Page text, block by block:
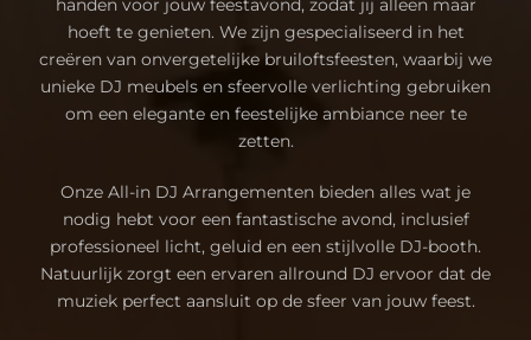
handen voor jouw feestavond, zodat jij alleen maar
hoeft te genieten. We zijn gespecialiseerd in het
creëren van onvergetelijke bruiloftsfeesten, waarbij we
unieke DJ meubels en sfeervolle verlichting gebruiken
om een elegante en feestelijke ambiance neer te
zetten.
Onze All-in DJ Arrangementen bieden alles wat je
nodig hebt voor een fantastische avond, inclusief
professioneel licht, geluid en een stijlvolle DJ-booth.
Natuurlijk zorgt een ervaren allround DJ ervoor dat de
muziek perfect aansluit op de sfeer van jouw feest.